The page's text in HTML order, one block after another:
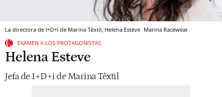
La directora de I+D+i de Marina Tèxtil, Helena Esteve Marina Racewear
EXAMEN A LOS PROTAGONISTAS
Helena Esteve
Jefa de I+D+i de Marina Tèxtil